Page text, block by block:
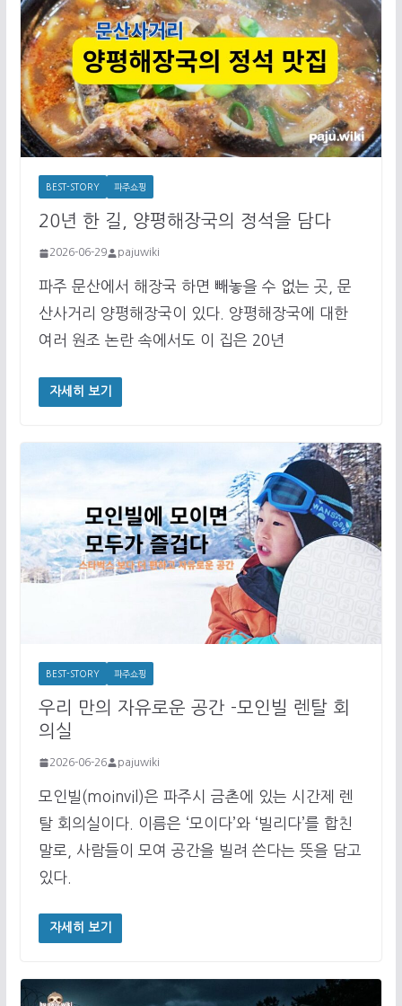
BEST-STORY 파주쇼핑
20년 한 길, 양평해장국의 정석을 담다
2026-06-29 pajuwiki
파주 문산에서 해장국 하면 빼놓을 수 없는 곳, 문
산사거리 양평해장국이 있다. 양평해장국에 대한
여러 원조 논란 속에서도 이 집은 20년
자세히 보기
BEST-STORY 파주쇼핑
우리 만의 자유로운 공간 -모인빌 렌탈 회
의실
2026-06-26 pajuwiki
모인빌(moinvil)은 파주시 금촌에 있는 시간제 렌
탈 회의실이다. 이름은 ‘모이다’와 ‘빌리다’를 합친
말로, 사람들이 모여 공간을 빌려 쓴다는 뜻을 담고
있다.
자세히 보기